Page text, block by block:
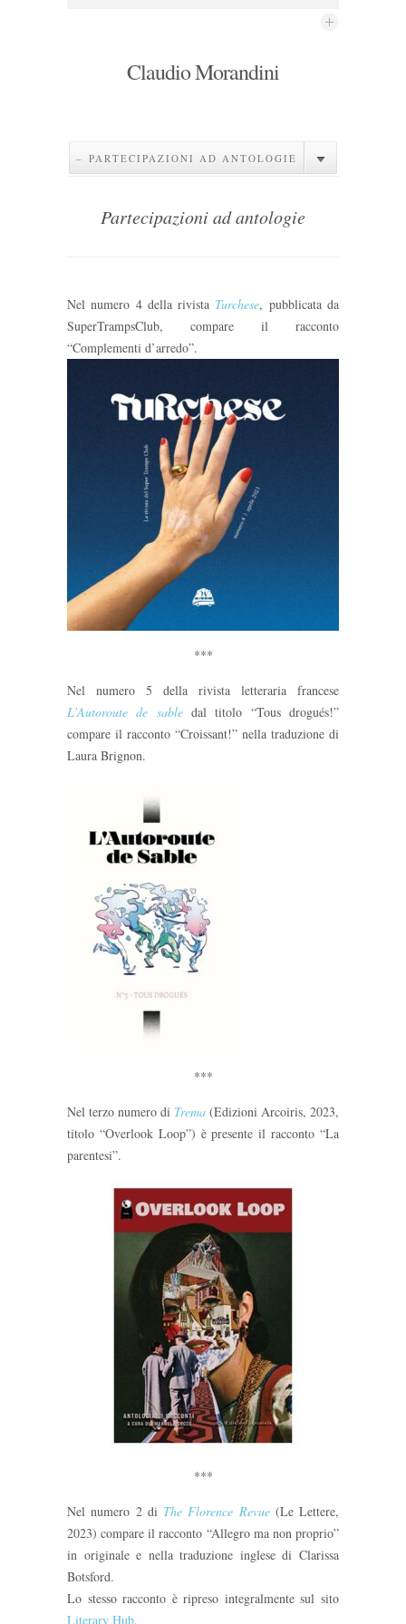
Claudio Morandini
– PARTECIPAZIONI AD ANTOLOGIE
Partecipazioni ad antologie
Nel numero 4 della rivista Turchese, pubblicata da
SuperTrampsClub, compare il racconto
“Complementi d’arredo”.
***
Nel numero 5 della rivista letteraria francese
L’Autoroute de sabledal titolo “Tous drogués!”
compare il racconto “Croissant!” nella traduzione di
Laura Brignon.
***
Nel terzo numero di Trema (Edizioni Arcoiris, 2023,
titolo “Overlook Loop”) è presente il racconto “La
parentesi”.
***
Nel numero 2 di The Florence Revue(Le Lettere,
2023) compare il racconto “Allegro ma non proprio”
in originale e nella traduzione inglese di Clarissa
Botsford.
Lo stesso racconto è ripreso integralmente sul sito
Literary Hub.